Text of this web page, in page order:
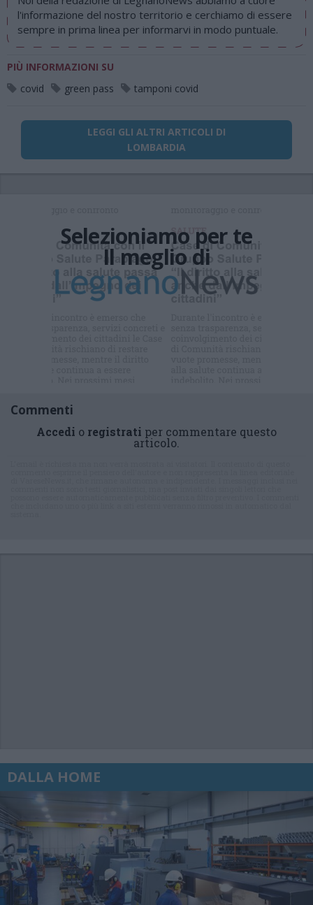
l'informazione del nostro territorio e cerchiamo di essere
sempre in prima linea per informarvi in modo puntuale.
PIÙ INFORMAZIONI SU
covid
green pass tamponi covid
LEGGI GLI ALTRI ARTICOLI DI
LOMBARDIA
Selezioniamo per te
Il meglio di
Commenti
Accedi o registrati per commentare questo
articolo.
DALLA HOME